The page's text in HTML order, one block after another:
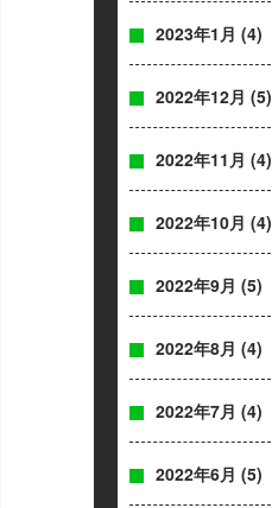
2023年1月 (4)
2022年12月 (5)
2022年11月 (4)
2022年10月 (4)
2022年9月 (5)
2022年8月 (4)
2022年7月 (4)
2022年6月 (5)